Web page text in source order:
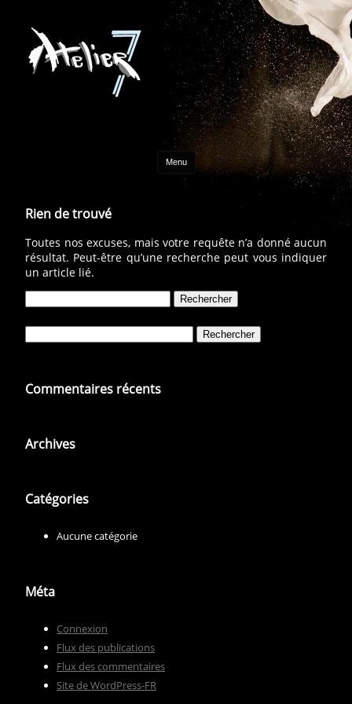
Menu Aller au contenu
Rien de trouvé
Toutes nos excuses, mais votre requête n’a donné aucun
résultat. Peut-être qu’une recherche peut vous indiquer
un article lié.
Commentaires récents
Archives
Catégories
Aucune catégorie
Méta
Connexion
Flux des publications
Flux des commentaires
Site de WordPress-FR